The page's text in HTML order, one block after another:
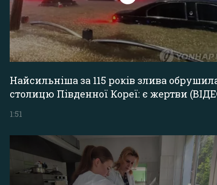
Найсильніша за 115 років злива
столицю Південної Кореї: є жертви
1:51